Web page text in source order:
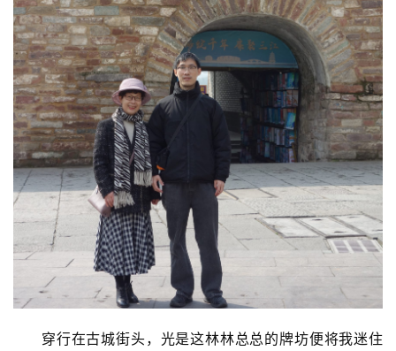
穿行在古城街头，光是这林林总总的牌坊便将我迷住